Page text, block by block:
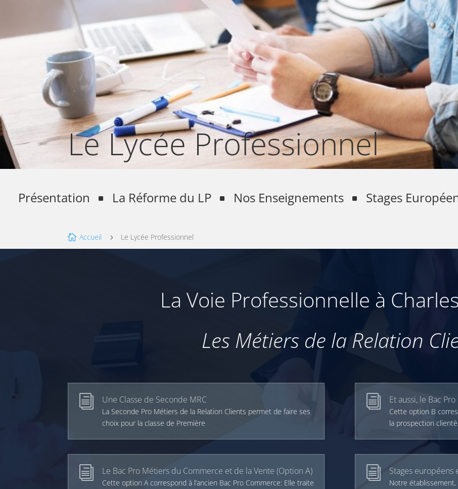
Le Lycée Professionnel
Présentation La Réforme du LP Nos Enseignements Stages
 Accueil 5 Le Lycée Professionnel
La Voie Professionnelle à
Les Métiers de la Relation
i Une Classe de Seconde MRC
La Seconde Pro Métiers de la Relation Clients permet de faire ses
choix pour la classe de Première
i Le Bac Pro Métiers du Commerce et de la Vente (Option A)
Cette option A correspond à l’ancien Bac Pro Commerce: Elle traite
i Et aussi, le Bac
Cette option B
la prospection
i Stages européens
Notre établissement,